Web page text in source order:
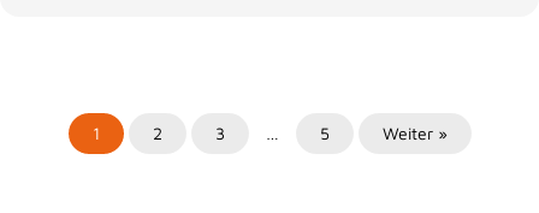
1 2 3 … 5 Weiter »